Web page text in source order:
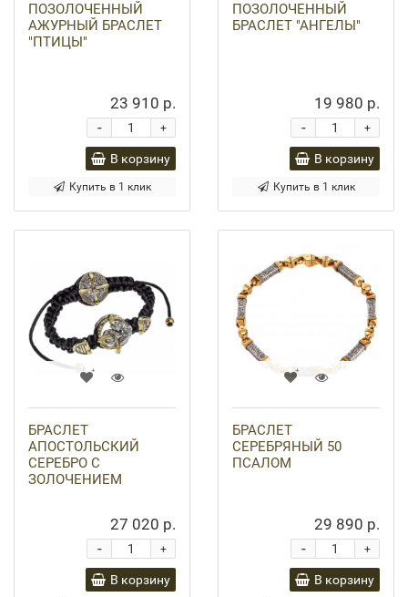
ПОЗОЛОЧЕННЫЙ
АЖУРНЫЙ БРАСЛЕТ
"ПТИЦЫ"
23 910 р.
+
-
В корзину
Купить в 1 клик
ПОЗОЛОЧЕННЫЙ
БРАСЛЕТ "АНГЕЛЫ"
19 980 р.
+
-
В корзину
Купить в 1 клик
БРАСЛЕТ
АПОСТОЛЬСКИЙ
СЕРЕБРО С
ЗОЛОЧЕНИЕМ
27 020 р.
+
-
В корзину
БРАСЛЕТ
СЕРЕБРЯНЫЙ 50
ПСАЛОМ
29 890 р.
+
-
В корзину